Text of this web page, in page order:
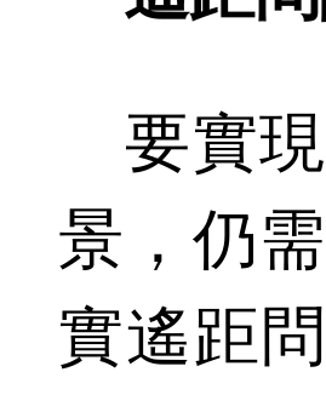
要實現
景，仍
實遙距